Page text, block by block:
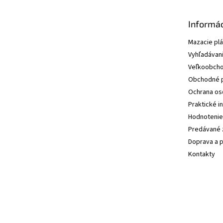
Mazacie
Obchodné
Ochrana
Praktické
Predávané
Doprava a
Kontakty